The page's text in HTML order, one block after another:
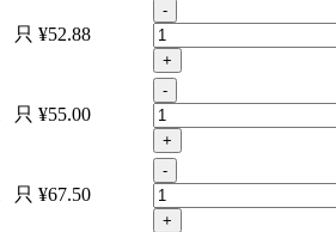
只 ¥52.88
-
+
只 ¥55.00
-
+
只 ¥67.50
-
+